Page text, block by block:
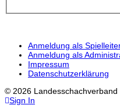
Anmeldung als
Anmeldung als
Impressum
Datenschutzerklärung
© 2026 Landesschachverband
Sign In